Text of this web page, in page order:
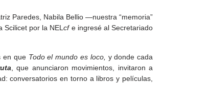
Paredes, Nabila Bellio —nuestra “memoria”
Scilicet por la NELcfe ingresé al Secretariado
en que Todo el mundo es loco, y donde cada
, que anunciaron movimientos, invitaron a
conversatorios en torno a libros y películas,